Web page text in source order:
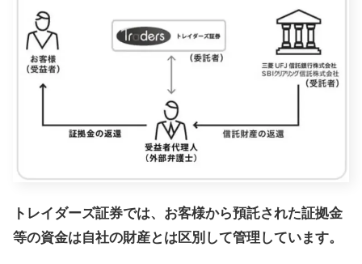
トレイダーズ証券では、お客様から預託された証拠金
等の資金は自社の財産とは区別して管理しています。